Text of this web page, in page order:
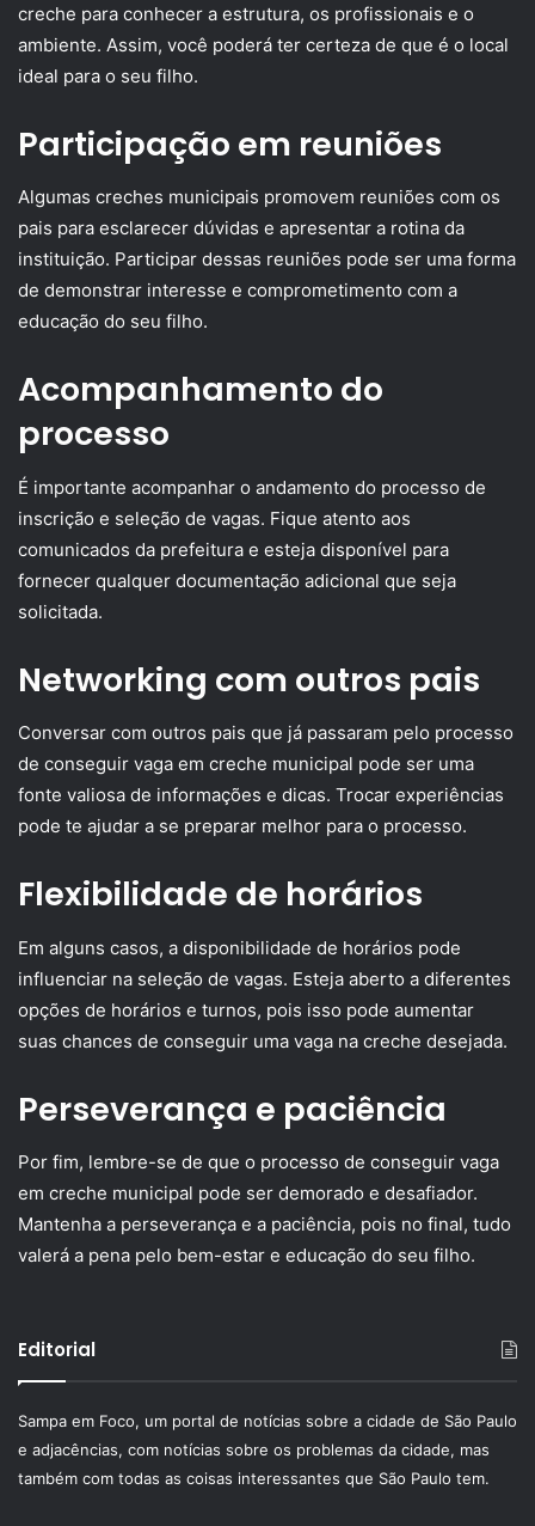
creche para conhecer a estrutura, os profissionais e o
ambiente. Assim, você poderá ter certeza de que é o local
ideal para o seu filho.
Participação em reuniões
Algumas creches municipais promovem reuniões com os
pais para esclarecer dúvidas e apresentar a rotina da
instituição. Participar dessas reuniões pode ser uma forma
de demonstrar interesse e comprometimento com a
educação do seu filho.
Acompanhamento do
processo
É importante acompanhar o andamento do processo de
inscrição e seleção de vagas. Fique atento aos
comunicados da prefeitura e esteja disponível para
fornecer qualquer documentação adicional que seja
solicitada.
Networking com outros pais
Conversar com outros pais que já passaram pelo processo
de conseguir vaga em creche municipal pode ser uma
fonte valiosa de informações e dicas. Trocar experiências
pode te ajudar a se preparar melhor para o processo.
Flexibilidade de horários
Em alguns casos, a disponibilidade de horários pode
influenciar na seleção de vagas. Esteja aberto a diferentes
opções de horários e turnos, pois isso pode aumentar
suas chances de conseguir uma vaga na creche desejada.
Perseverança e paciência
Por fim, lembre-se de que o processo de conseguir vaga
em creche municipal pode ser demorado e desafiador.
Mantenha a perseverança e a paciência, pois no final, tudo
valerá a pena pelo bem-estar e educação do seu filho.
Editorial
Sampa em Foco, um portal de notícias sobre a cidade de São Paulo
e adjacências, com notícias sobre os problemas da cidade, mas
também com todas as coisas interessantes que São Paulo tem.